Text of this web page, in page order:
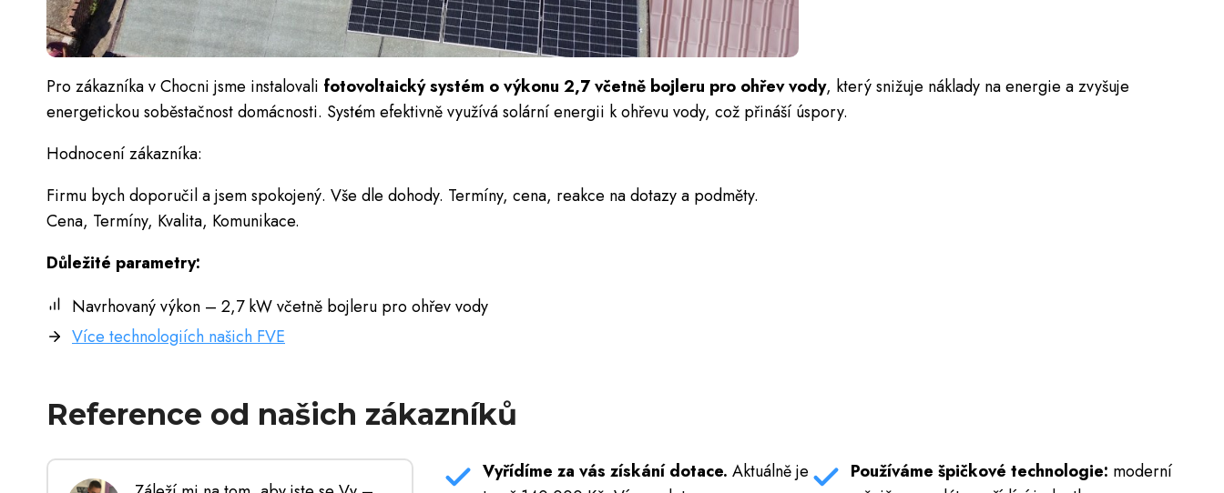
Pro zákazníka v Chocni jsme instalovali fotovoltaický systém o výkonu 2,7 včetně bojleru pro ohřev vody, který snižuje náklady na energie a zvyšuje
energetickou soběstačnost domácnosti. Systém efektivně využívá solární energii k ohřevu vody, což přináší úspory.
Hodnocení zákazníka:
Firmu bych doporučil a jsem spokojený. Vše dle dohody. Termíny, cena, reakce na dotazy a podměty.
Cena, Termíny, Kvalita, Komunikace.
Důležité parametry:
Navrhovaný výkon – 2,7 kW včetně bojleru pro ohřev vody
Více technologiích našich FVE
Reference od našich zákazníků
Vyřídíme za vás získání dotace.Aktuálně je
Používáme špičkové technologie: moderní